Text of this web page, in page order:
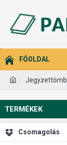
FŐOLDAL
Jegyzettömb
TERMÉKEK
Csomagolás